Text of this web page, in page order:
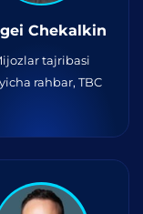
Chekalkin
tajribasi
rahbar, TBC